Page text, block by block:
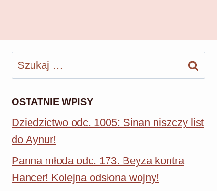
Szukaj:
OSTATNIE WPISY
Dziedzictwo odc. 1005: Sinan niszczy list
do Aynur!
Panna młoda odc. 173: Beyza kontra
Hancer! Kolejna odsłona wojny!